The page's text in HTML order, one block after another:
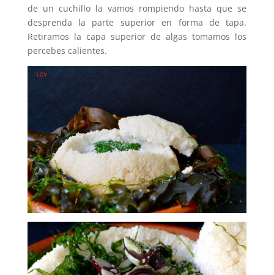
de un cuchillo la vamos rompiendo hasta que se
desprenda la parte superior en forma de tapa.
Retiramos la capa superior de algas tomamos los
percebes calientes.